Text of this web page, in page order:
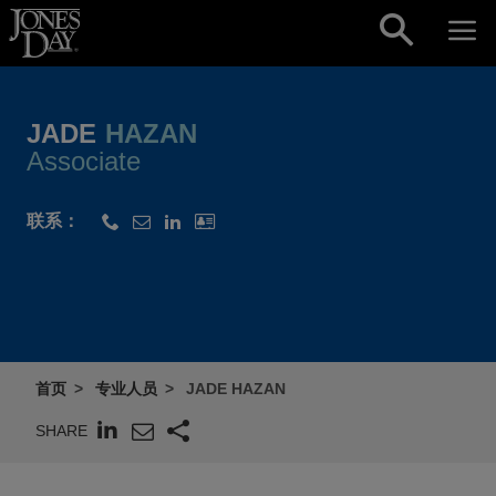
Skip to content
JADE HAZAN
Associate
联系：
首页 专业人员 JADE HAZAN
SHARE